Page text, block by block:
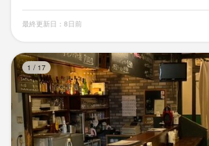
最終更新日：8日前
1 / 17
――――――――――――――――――
この仕事のおすすめポイント
連休取得OK！
日曜休みや連休の取得も当たり前の会社です。
有給もしっかり利用してください！